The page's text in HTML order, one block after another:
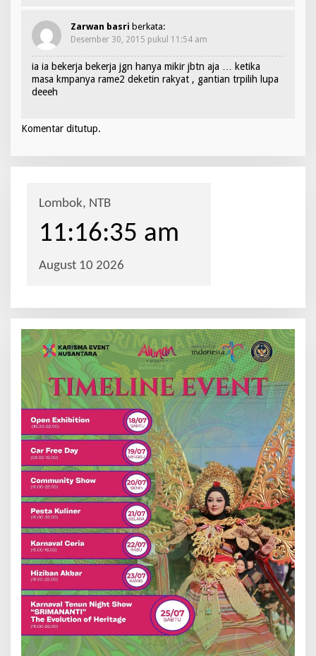
Zarwan basri berkata:
Desember 30, 2015 pukul 11:54 am
ia ia bekerja bekerja jgn hanya mikir jbtn aja … ketika
masa kmpanya rame2 deketin rakyat , gantian trpilih lupa
deeeh
Komentar ditutup.